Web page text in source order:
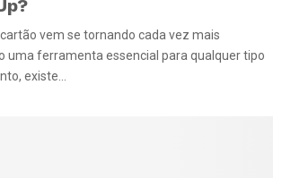
vem se tornando cada vez mais
uma ferramenta essencial para qualquer tipo
existe...